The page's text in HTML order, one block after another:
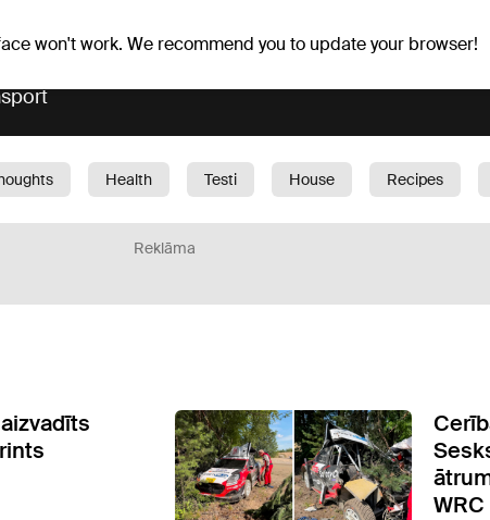
won't work. We recommend you to update your browser!
Health Testi House Recipes
Reklāma